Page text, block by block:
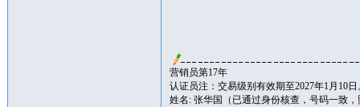
营销员第17年
认证员注：交易级别有效期至2027年1月10日
姓名: 张华国（已通过身份核查，号码一致